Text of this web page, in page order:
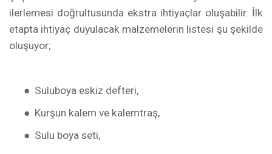
ilerlemesi doğrultusunda ekstra ihtiyaçlar oluşabilir. İlk
etapta ihtiyaç duyulacak malzemelerin listesi şu şekilde
oluşuyor;
● Suluboya eskiz defteri,
● Kurşun kalem ve kalemtraş,
● Sulu boya seti,